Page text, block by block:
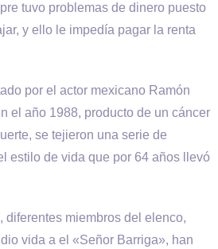
tuvo problemas de dinero puesto
y ello le impedía pagar la renta
por el actor mexicano Ramón
el año 1988, producto de un cáncer
se tejieron una serie de
estilo de vida que por 64 años llevó
diferentes miembros del elenco,
vida a el «Señor Barriga», han